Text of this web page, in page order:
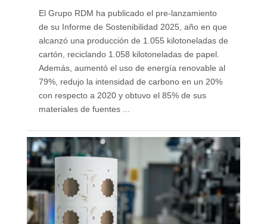
El Grupo RDM ha publicado el pre-lanzamiento
de su Informe de Sostenibilidad 2025, año en que
alcanzó una producción de 1.055 kilotoneladas de
cartón, reciclando 1.058 kilotoneladas de papel.
Además, aumentó el uso de energía renovable al
79%, redujo la intensidad de carbono en un 20%
con respecto a 2020 y obtuvo el 85% de sus
materiales de fuentes ...